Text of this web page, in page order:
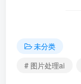
未分类
# 图片处理ai